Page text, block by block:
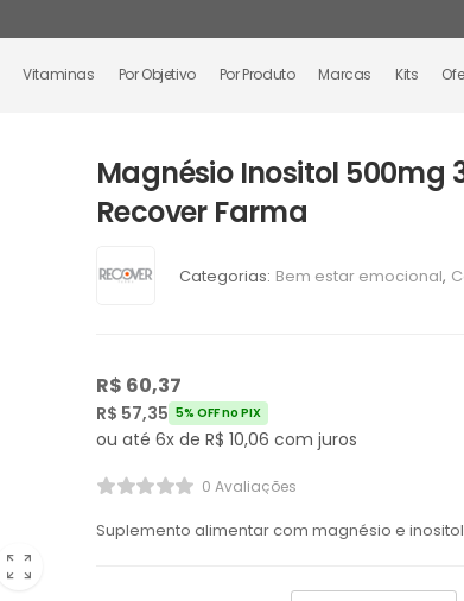
Vitaminas Por Objetivo Por Produto Marcas Kits
Magnésio Inositol 500mg
Recover Farma
Categorias: Bem estar emocional,
R$ 60,37
R$ 57,35 5% OFF no PIX
ou até 6x de R$ 10,06 com juros
0 Avaliações
Suplemento alimentar com magnésio e